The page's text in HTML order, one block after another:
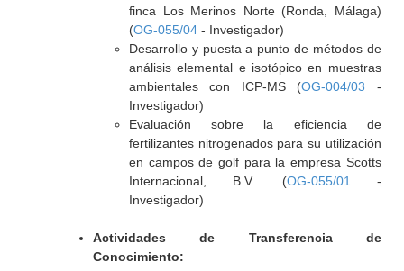
finca Los Merinos Norte (Ronda, Málaga)
(OG-055/04- Investigador)
Desarrollo y puesta a punto de métodos de
análisis elemental e isotópico en muestras
ambientales con ICP-MS (OG-004/03 -
Investigador)
Evaluación sobre la eficiencia de
fertilizantes nitrogenados para su utilización
en campos de golf para la empresa Scotts
Internacional, B.V. (OG-055/01
-
Investigador)
Actividades de Transferencia de
Conocimiento: